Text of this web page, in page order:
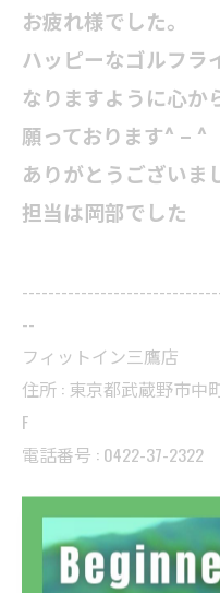
お疲れ様でした。
ハッピーなゴルフラ
なりますように心か
願っております^ – ^
ありがとうございま
担当は岡部でした
--
フィットイン三鷹店
住所 : 東京都武蔵野市中
F
電話番号 : 0422-37-2322
フィットイン高島平店
住所 : 東京都板橋区高島